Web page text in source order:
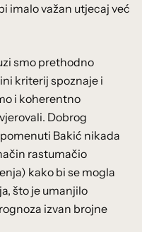
imalo važan utjecaj već
smo prethodno
kriterij spoznaje i
i koherentno
Dobrog
Bakić nikada
rastumačio
kako bi se mogla
što je umanjilo
izvan brojne